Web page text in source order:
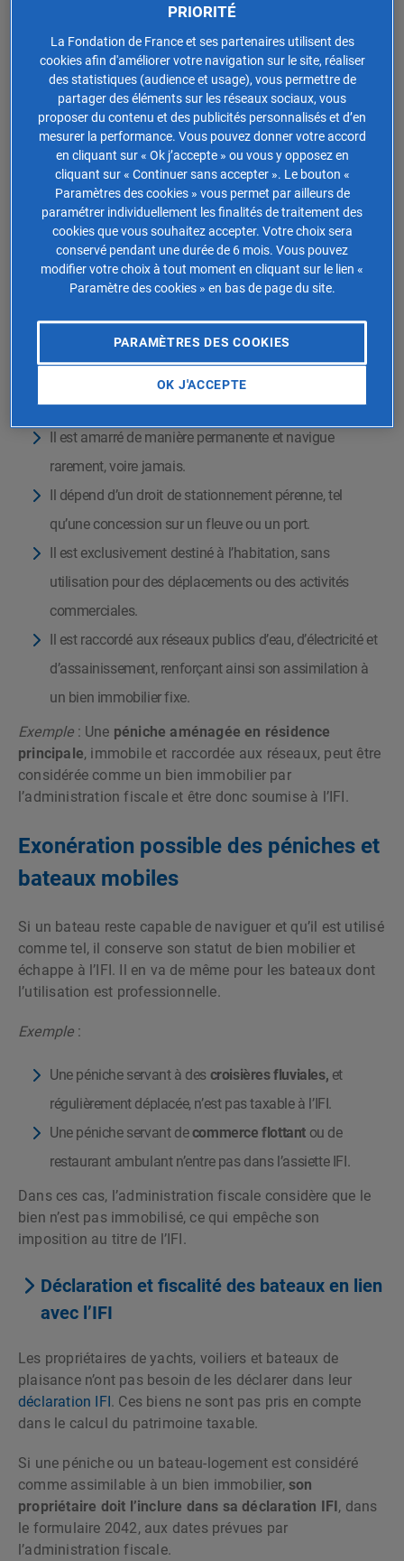
projet d’impôt sur la fortune
Les péniches et bateaux-logements sont-
ils considérés comme des biens
immobiliers ?
Contrairement aux yachts et bateaux de plaisance, les
péniches et bateaux-logementspeuvent être assimilés
à des biens immobiliers et ainsi devenir imposables à
Critères déterminants pour
l’assujettissement à l’IFI
Un bateau peut être intégré dans l’assiette taxable de
Il est amarré de manière permanente et navigue
rarement, voire jamais.
Il dépend d’un droit de stationnement pérenne, tel
qu’une concession sur un fleuve ou un port.
Il est exclusivement destiné à l’habitation, sans
utilisation pour des déplacements ou des activités
commerciales.
Il est raccordé aux réseaux publics d’eau, d’électricité et
d’assainissement, renforçant ainsi son assimilation à
un bien immobilier fixe.
Exemple : Une péniche aménagée en résidence
principale, immobile et raccordée aux réseaux, peut être
considérée comme un bien immobilier par
l’administration fiscale et être donc soumise à l’IFI.
Exonération possible des péniches et
bateaux mobiles
Si un bateau reste capable de naviguer et qu’il est utilisé
comme tel, il conserve son statut de bien mobilier et
échappe à l’IFI. Il en va de même pour les bateaux dont
l’utilisation est professionnelle.
Exemple :
Une péniche servant à des croisières fluviales, et
régulièrement déplacée, n’est pas taxable à l’IFI.
Une péniche servant decommerce flottant ou de
restaurant ambulant n’entre pas dans l’assiette IFI.
Dans ces cas, l’administration fiscale considère que le
bien n’est pas immobilisé, ce qui empêche son
imposition au titre de l’IFI.
Déclaration et fiscalité des bateaux en lien
avec l’IFI
Les propriétaires de yachts, voiliers et bateaux de
plaisance n’ont pas besoin de les déclarer dans leur
déclaration IFI. Ces biens ne sont pas pris en compte
dans le calcul du patrimoine taxable.
Si une péniche ou un bateau-logement est considéré
comme assimilable à un bien immobilier,son
propriétaire doit l’inclure dans sa déclaration IFI, dans
le formulaire 2042, aux dates prévues par
l’administration fiscale.
PRIORITÉ
La Fondation de France et ses partenaires utilisent des
cookies afin d'améliorer votre navigation sur le site, réaliser
des statistiques (audience et usage), vous permettre de
partager des éléments sur les réseaux sociaux, vous
proposer du contenu et des publicités personnalisés et d’en
mesurer la performance. Vous pouvez donner votre accord
en cliquant sur « Ok j’accepte » ou vous y opposez en
cliquant sur « Continuer sans accepter ». Le bouton «
Paramètres des cookies » vous permet par ailleurs de
paramétrer individuellement les finalités de traitement des
cookies que vous souhaitez accepter. Votre choix sera
conservé pendant une durée de 6 mois. Vous pouvez
modifier votre choix à tout moment en cliquant sur le lien «
Paramètre des cookies » en bas de page du site.
PARAMÈTRES DES COOKIES
OK J'ACCEPTE